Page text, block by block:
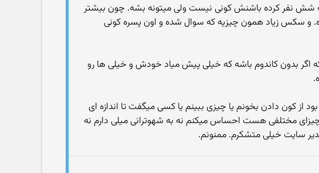
نفر کرده باشنش کونی نیست ولی میتونه بشه. چون بیشتر
و سکس زیاد همون چیزیه که سوال شده و اون پسره کونی
اگر بدون کاندوم باشه که خیلی پیش میاد خودش و خیلی ها رو
از كون دادن بخونم یا چیزی ببینم یا كسی میگفت تا اندازه ای
مختلفی هست احساس میكنم نه به شهوترانی میلی دارم نه
سایت خیلی متشكرم. ممنونم.